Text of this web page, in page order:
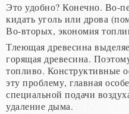
Это удобно? Конечно. Во-
кидать уголь или дрова
Во-вторых, экономия
Тлеющая древесина
горящая древесина.
топливо. Конструктивные
эту проблему, главная
специальной подачи
удаление дыма.